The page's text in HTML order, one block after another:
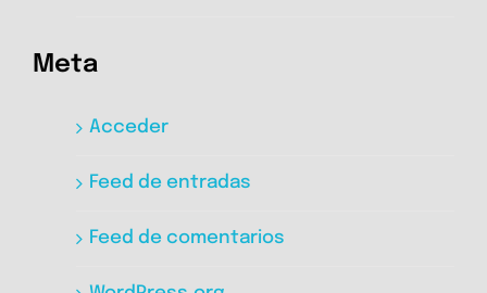
Meta
Acceder
Feed de entradas
Feed de comentarios